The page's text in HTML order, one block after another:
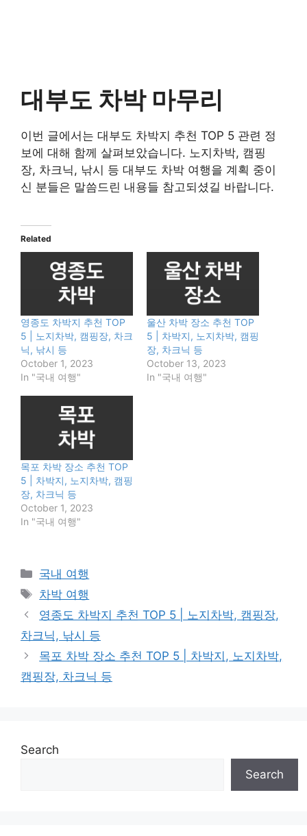
대부도 차박 마무리
이번 글에서는 대부도 차박지 추천 TOP 5 관련 정
보에 대해 함께 살펴보았습니다. 노지차박, 캠핑
장, 차크닉, 낚시 등 대부도 차박 여행을 계획 중이
신 분들은 말씀드린 내용들 참고되셨길 바랍니다.
Related
영종도 차박지 추천 TOP
5 | 노지차박, 캠핑장, 차크
닉, 낚시 등
October 1, 2023
In "국내 여행"
울산 차박 장소 추천 TOP
5 | 차박지, 노지차박, 캠핑
장, 차크닉 등
October 13, 2023
In "국내 여행"
목포 차박 장소 추천 TOP
5 | 차박지, 노지차박, 캠핑
장, 차크닉 등
October 1, 2023
In "국내 여행"
Categories
국내 여행
Tags
차박 여행
영종도 차박지 추천 TOP 5 | 노지차박, 캠핑장,
차크닉, 낚시 등
목포 차박 장소 추천 TOP 5 | 차박지, 노지차박,
캠핑장, 차크닉 등
Search
Search